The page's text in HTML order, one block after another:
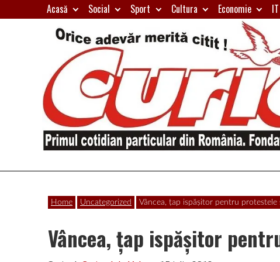
to
Acasă Social Sport Cultura Economie IT
Curierul
de
Primul
particular
din
România
Home Uncategorized Vâncea, ţap ispăşitor pentru protestele
Vâncea, ţap ispăşitor